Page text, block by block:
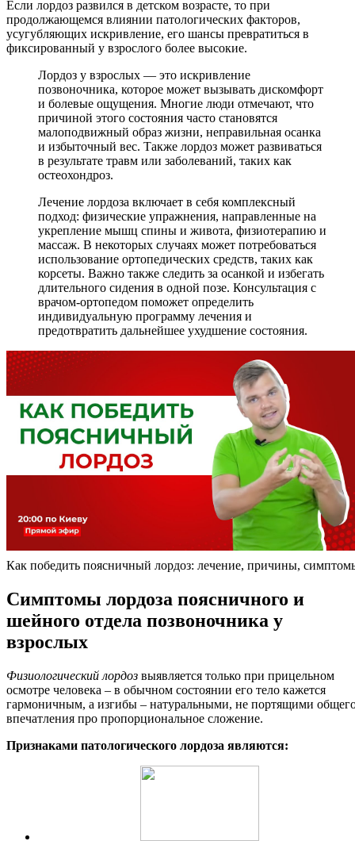
Если лордоз развился в детском возрасте, то при
продолжающемся влиянии патологических факторов,
усугубляющих искривление, его шансы превратиться в
фиксированный у взрослого более высокие.
Лордоз у взрослых — это искривление
позвоночника, которое может вызывать дискомфорт
и болевые ощущения. Многие люди отмечают, что
причиной этого состояния часто становятся
малоподвижный образ жизни, неправильная осанка
и избыточный вес. Также лордоз может развиваться
в результате травм или заболеваний, таких как
остеохондроз.
Лечение лордоза включает в себя комплексный
подход: физические упражнения, направленные на
укрепление мышц спины и живота, физиотерапию и
массаж. В некоторых случаях может потребоваться
использование ортопедических средств, таких как
корсеты. Важно также следить за осанкой и избегать
длительного сидения в одной позе. Консультация с
врачом-ортопедом поможет определить
индивидуальную программу лечения и
предотвратить дальнейшее ухудшение состояния.
Как победить поясничный лордоз: лечение, причины,
Симптомы лордоза поясничного и
шейного отдела позвоночника у
взрослых
Физиологический лордоз выявляется только при прицельном
осмотре человека – в обычном состоянии его тело кажется
гармоничным, а изгибы – натуральными, не портящими
впечатления про пропорциональное сложение.
Признаками патологического лордоза являются: